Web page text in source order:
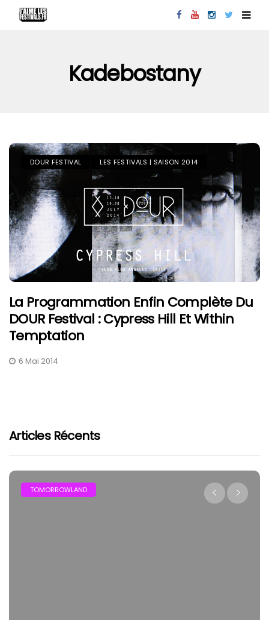
Kadebostany
DOUR FESTIVAL LES FESTIVALS | SAISON 2014
La Programmation Enfin Complète Du
DOUR Festival : Cypress Hill Et Within
Temptation
6 Mai 2014
Articles Récents
TOMORROWLAND